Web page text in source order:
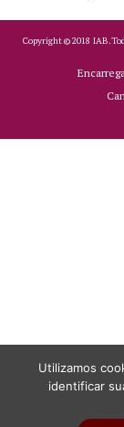
Copyright ©2018 IAB.
Utilizamos
identificar